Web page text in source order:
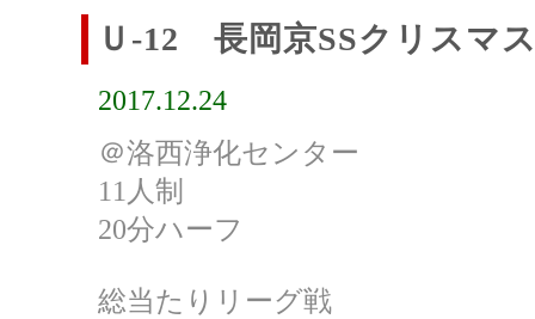
Ｕ-12 長岡京SSクリスマ
2017.12.24
＠洛西浄化センター
11人制
20分ハーフ
総当たりリーグ戦